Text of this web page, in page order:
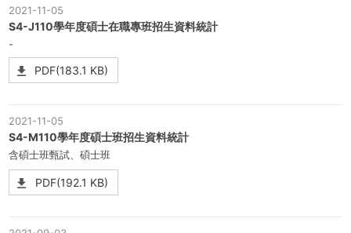
2021-11-05
S4-J110學年度碩士在職專班招生資料統計
-
PDF(183.1 KB)
2021-11-05
S4-M110學年度碩士班招生資料統計
含碩士班甄試、碩士班
PDF(192.1 KB)